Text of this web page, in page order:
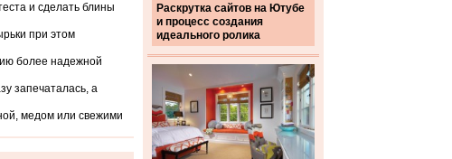
Раскрутка сайтов на Ютубе
и процесс создания
идеального ролика
и сделать блины
при этом
более надежной
запечаталась, а
медом или свежими